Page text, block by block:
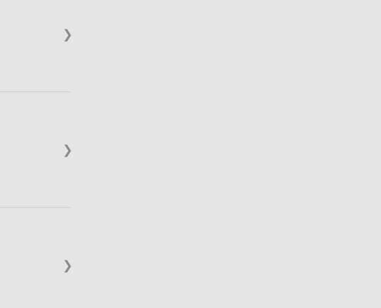
❯
❯
❯